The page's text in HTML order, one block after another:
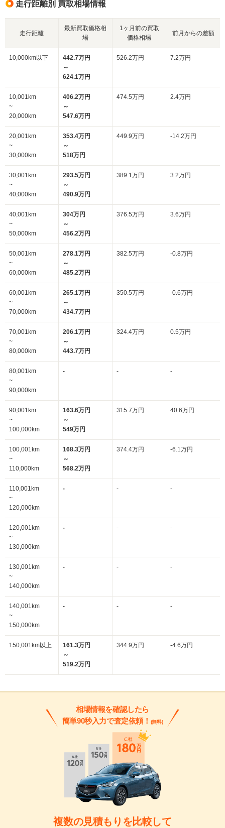
走行距離別 買取相場情報
走行距離
最新買取価格相
場
1ヶ月前の買取
価格相場
前月からの差額
10,000km以下
442.7万円
～
624.1万円
526.2万円 7.2万円
10,001km
~
20,000km
406.2万円
～
547.6万円
474.5万円 2.4万円
20,001km
~
30,000km
353.4万円
～
518万円
449.9万円 -14.2万円
30,001km
~
40,000km
293.5万円
～
490.9万円
389.1万円 3.2万円
40,001km
~
50,000km
304万円
～
456.2万円
376.5万円 3.6万円
50,001km
~
60,000km
278.1万円
～
485.2万円
382.5万円 -0.8万円
60,001km
~
70,000km
265.1万円
～
434.7万円
350.5万円 -0.6万円
70,001km
~
80,000km
206.1万円
～
443.7万円
324.4万円 0.5万円
80,001km
~
90,000km
- - -
90,001km
~
100,000km
163.6万円
～
549万円
315.7万円 40.6万円
100,001km
~
110,000km
168.3万円
～
568.2万円
374.4万円 -6.1万円
110,001km
~
120,000km
- - -
120,001km
~
130,000km
- - -
130,001km
~
140,000km
- - -
140,001km
~
150,000km
- - -
150,001km以上
161.3万円
～
519.2万円
344.9万円 -4.6万円
相場情報を確認したら
簡単90秒入力で査定依頼！ (無料)
複数の見積もりを比較して